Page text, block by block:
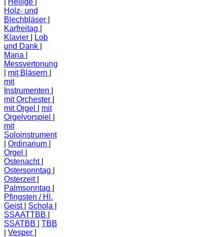
Holz- und
Blechbläser
Karfreitag
Klavier
Lob
und Dank
Maria
Messvertonung
mit Bläsern
mit
Instrumenten
mit Orchester
mit Orgel
mit
Orgelvorspiel
mit
Soloinstrument
Ordinarium
Orgel
Ostenacht
Ostersonntag
Osterzeit
Palmsonntag
Pfingsten / Hl.
Geist
Schola
SSAATTBB
SSATBB
TBB
Vesper